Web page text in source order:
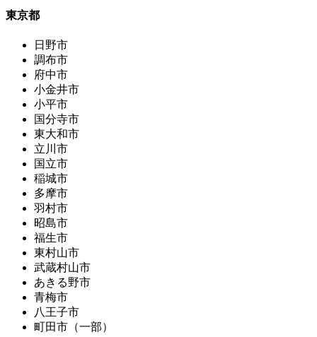
東京都
日野市
調布市
府中市
小金井市
小平市
国分寺市
東大和市
立川市
国立市
稲城市
多摩市
羽村市
昭島市
福生市
東村山市
武蔵村山市
あきる野市
青梅市
八王子市
町田市（一部）